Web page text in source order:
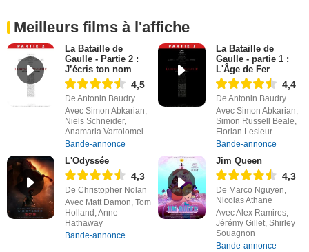
Meilleurs films à l'affiche
La Bataille de
Gaulle - Partie 2 :
J’écris ton nom
4,5
De Antonin Baudry
Avec Simon Abkarian,
Niels Schneider,
Anamaria Vartolomei
Bande-annonce
La Bataille de
Gaulle - partie 1 :
L'Âge de Fer
4,4
De Antonin Baudry
Avec Simon Abkarian,
Simon Russell Beale,
Florian Lesieur
Bande-annonce
L'Odyssée
4,3
De Christopher Nolan
Avec Matt Damon, Tom
Holland, Anne
Hathaway
Bande-annonce
Jim Queen
4,3
De Marco Nguyen,
Nicolas Athane
Avec Alex Ramires,
Jérémy Gillet, Shirley
Souagnon
Bande-annonce